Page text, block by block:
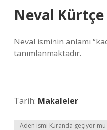
Neval Kürtçe
Neval isminin anlamı
tanımlanmaktadır.
Tarih: Makaleler
Aden ismi Kuranda geçiyor mu